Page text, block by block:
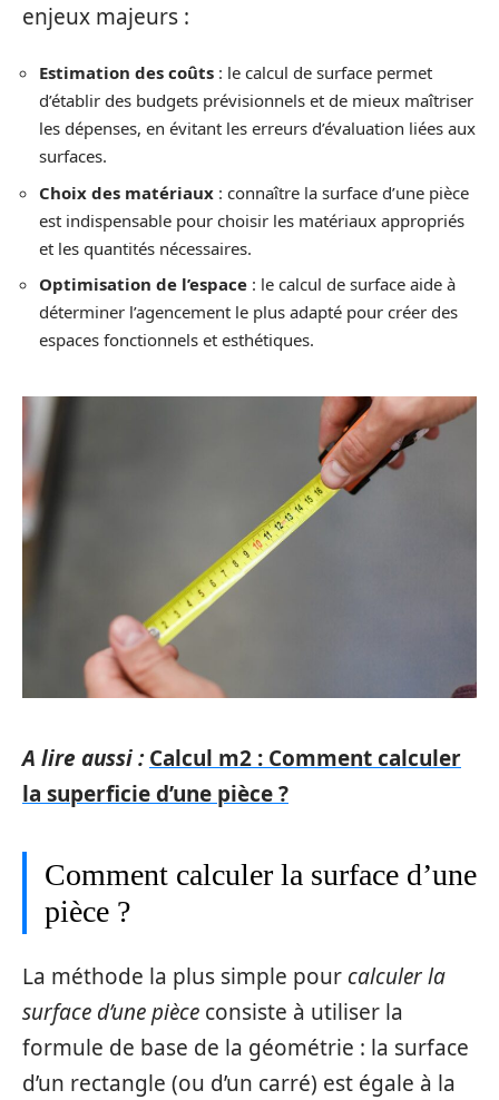
enjeux majeurs :
Estimation des coûts : le calcul de surface permet
d’établir des budgets prévisionnels et de mieux maîtriser
les dépenses, en évitant les erreurs d’évaluation liées aux
surfaces.
Choix des matériaux : connaître la surface d’une pièce
est indispensable pour choisir les matériaux appropriés
et les quantités nécessaires.
Optimisation de l’espace : le calcul de surface aide à
déterminer l’agencement le plus adapté pour créer des
espaces fonctionnels et esthétiques.
A lire aussi : Calcul m2 : Comment calculer
la superficie d’une pièce ?
Comment calculer la surface d’une
pièce ?
La méthode la plus simple pour calculer la
surface d’une pièce consiste à utiliser la
formule de base de la géométrie : la surface
d’un rectangle (ou d’un carré) est égale à la